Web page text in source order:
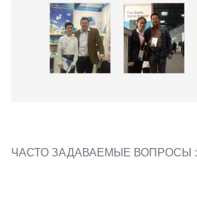
ЧАСТО ЗАДАВАЕМЫЕ ВОПРОСЫ :